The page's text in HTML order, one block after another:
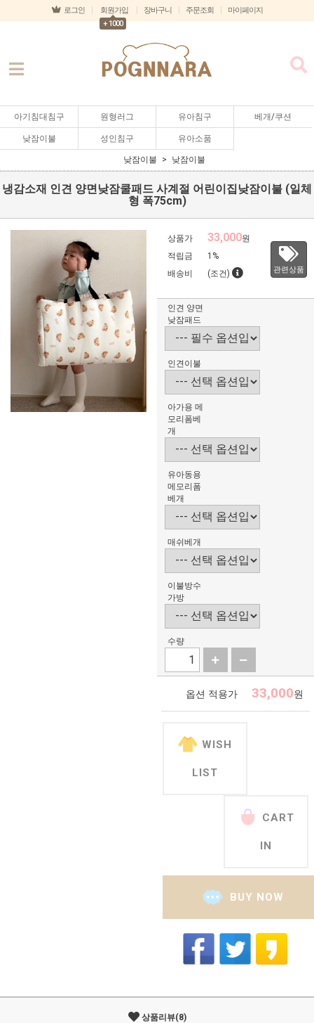
로그인
회원가입
+ 1000
장바구니 주문조회 마이페이지
아기침대침구 원형러그 유아침구 베개/쿠션
낮잠이불 성인침구 유아소품
낮잠이불 낮잠이불
냉감소재 인견 양면낮잠쿨패드 사계절 어린이집낮잠이불 (일체
형 폭75cm)
상품가 33,000원
적립금
1%
배송비
(조건) 관련상품
인견 양면
낮잠패드
인견이불
아가용 메
모리폼베
개
유아동용
메모리폼
베개
매쉬베개
이불방수
가방
수량
옵션 적용가 33,000원
WISH
LIST
CART
IN
BUY NOW
상품리뷰(8)